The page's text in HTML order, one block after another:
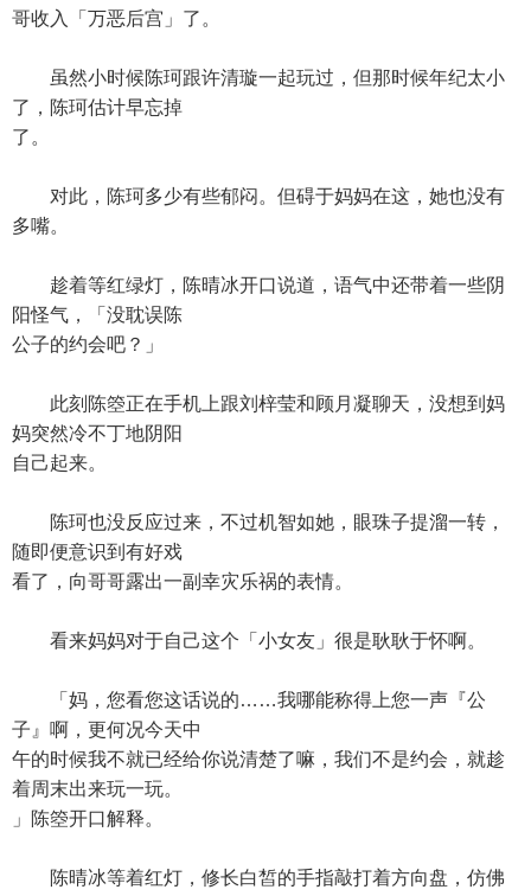
哥收入「万恶后宫」了。
虽然小时候陈珂跟许清璇一起玩过，但那时候年纪太小
了，陈珂估计早忘掉
了。
对此，陈珂多少有些郁闷。但碍于妈妈在这，她也没有
多嘴。
趁着等红绿灯，陈晴冰开口说道，语气中还带着一些阴
阳怪气，「没耽误陈
公子的约会吧？」
此刻陈箜正在手机上跟刘梓莹和顾月凝聊天，没想到妈
妈突然冷不丁地阴阳
自己起来。
陈珂也没反应过来，不过机智如她，眼珠子提溜一转，
随即便意识到有好戏
看了，向哥哥露出一副幸灾乐祸的表情。
看来妈妈对于自己这个「小女友」很是耿耿于怀啊。
「妈，您看您这话说的……我哪能称得上您一声『公
子』啊，更何况今天中
午的时候我不就已经给你说清楚了嘛，我们不是约会，就趁
着周末出来玩一玩。
」陈箜开口解释。
陈晴冰等着红灯，修长白皙的手指敲打着方向盘，仿佛